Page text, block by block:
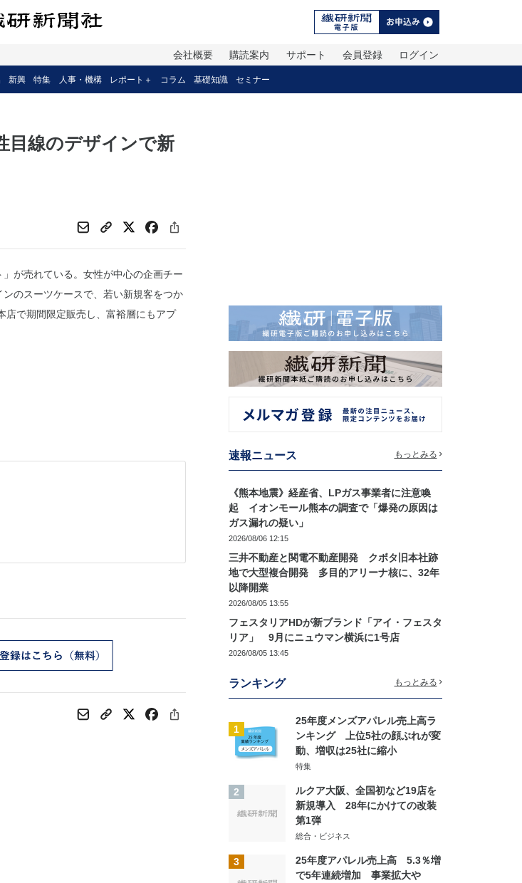
ログイン
会員登録
サポート
購読案内
会社概要
新興 特集 人事・機構 レポート＋ コラム 基礎知識 セミナー
線のデザインで新
が売れている。女性が中心の企画チー
のスーツケースで、若い新規客をつか
店で期間限定販売し、富裕層にもアプ
速報ニュース もっとみる
《熊本地震》経産省、LPガス事業者に注意喚
起 イオンモール熊本の調査で「爆発の原因は
ガス漏れの疑い」
2026/08/06 12:15
三井不動産と関電不動産開発 クボタ旧本社跡
地で大型複合開発 多目的アリーナ核に、32年
以降開業
2026/08/05 13:55
フェスタリアHDが新ブランド「アイ・フェスタ
リア」 9月にニュウマン横浜に1号店
2026/08/05 13:45
ランキング もっとみる
1
25年度メンズアパレル売上高ラ
ンキング 上位5社の顔ぶれが変
動、増収は25社に縮小
特集
2
ルクア大阪、全国初など19店を
新規導入 28年にかけての改装
第1弾
総合・ビジネス
3
25年度アパレル売上高 5.3％増
で5年連続増加 事業拡大や